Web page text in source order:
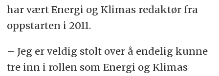
har vært Energi og Klimas redaktør fra
oppstarten i 2011.
– Jeg er veldig stolt over å endelig kunne
tre inn i rollen som Energi og Klimas